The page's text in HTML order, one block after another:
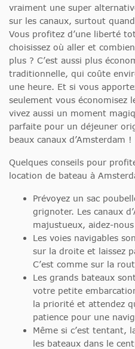
vraiment une super
sur les canaux, surtout
Vous profitez d’une liberté
choisissez où aller et
plus ? C’est aussi plus
traditionnelle, qui coûte
une heure. Et si vous
seulement vous économisez
vivez aussi un moment
parfaite pour un déjeuner
beaux canaux d’Amsterdam !
Quelques conseils pour
location de bateau à
Prévoyez un sac
grignoter. Les canaux
majustueux, aidez-
Les voies navigables
sur la droite et laissez
C’est comme sur la
Les grands bateaux
votre petite
la priorité et attendez
patience pour une
Même si c’est tentant,
les bateaux dans le